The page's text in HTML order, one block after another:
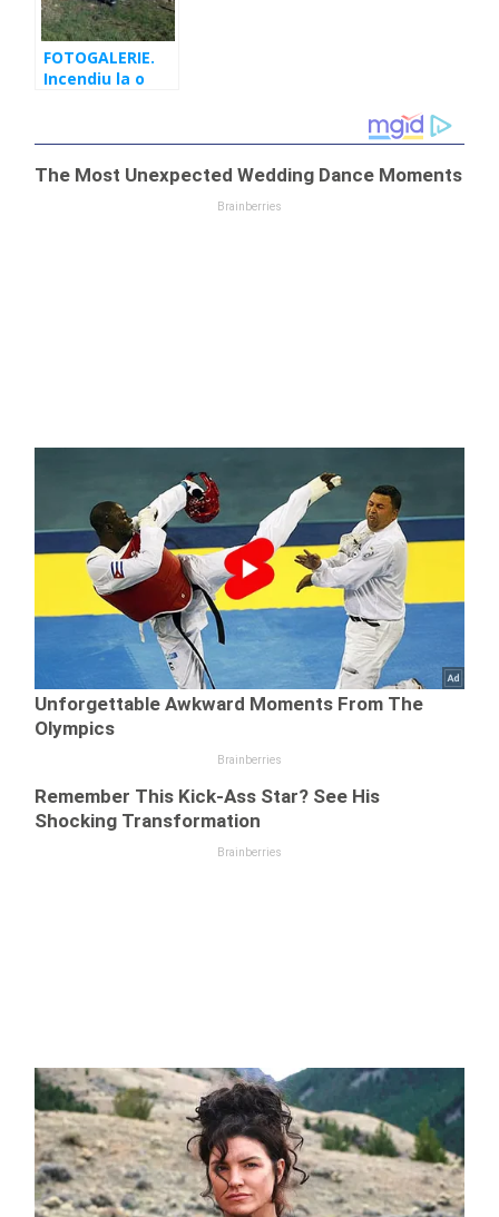
FOTOGALERIE.
Incendiu la o
Au intervenit
pompierii